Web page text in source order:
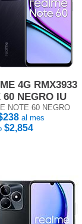
4G RMX3933
60 NEGRO IU
NOTE 60 NEGRO
al mes
$2,854